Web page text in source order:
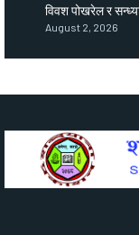
विवश पोखरेल र
August 2, 2026